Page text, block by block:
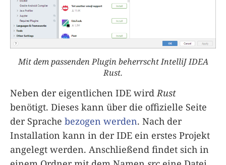
Mit dem passenden Plugin beherrscht IntelliJ IDEA
Rust.
Neben der eigentlichen IDE wird Rust
benötigt. Dieses kann über die offizielle Seite
der Sprache bezogen werden. Nach der
Installation kann in der IDE ein erstes Projekt
angelegt werden. Anschließend findet sich in